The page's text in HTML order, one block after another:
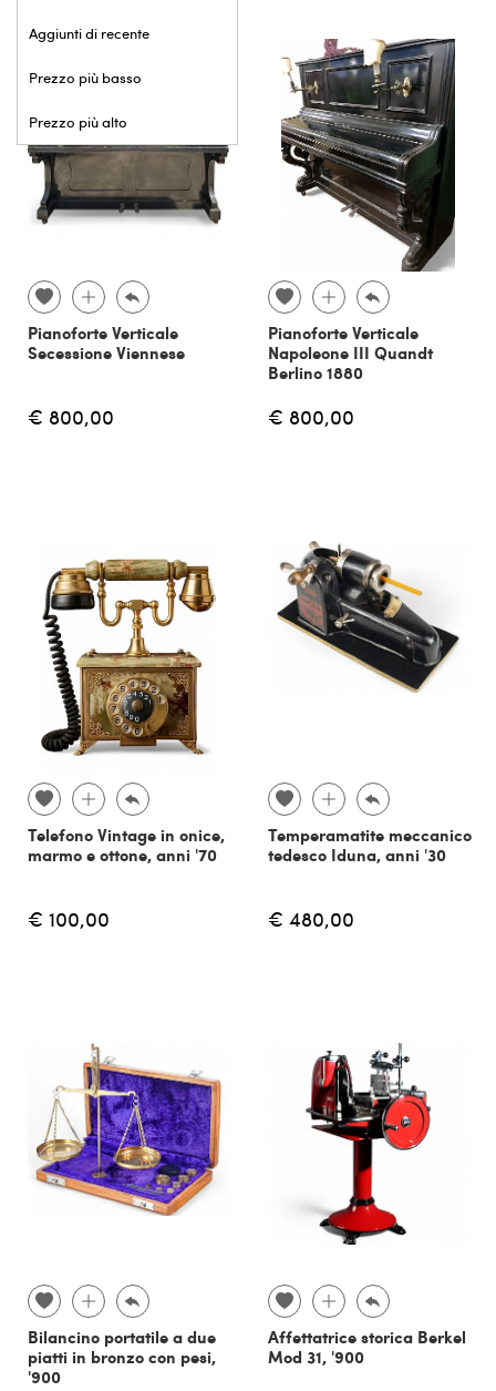
Aggiunti di recente
Prezzo più basso
Prezzo più alto
Pianoforte Verticale
Secessione Viennese
€ 800,00
Pianoforte Verticale
Napoleone III Quandt
Berlino 1880
€ 800,00
Telefono Vintage in onice,
marmo e ottone, anni '70
€ 100,00
Temperamatite meccanico
tedesco Iduna, anni '30
€ 480,00
Bilancino portatile a due
piatti in bronzo con pesi,
'900
Affettatrice storica Berkel
Mod 31, '900